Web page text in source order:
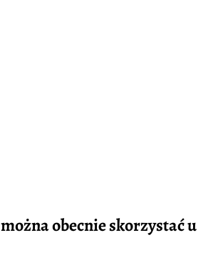
obecnie skorzystać u